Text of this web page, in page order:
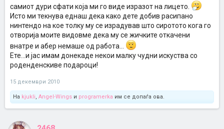
самиот дури сфати која ми го виде изразот на лицето.
Исто ми текнува еднаш дека како дете добив расипано
нинтендо на кое толку му се израдував што сиротото кога го
отворија моите видовме дека му се жичките откачени
внатре и абер немаше од работа...
Ете...и јас имам донекаде некои малку чудни искуства со
роденденскиве подароци!
15 декември 2010
На kjukli, Angel-Wings и programerka им се допаѓа ова.